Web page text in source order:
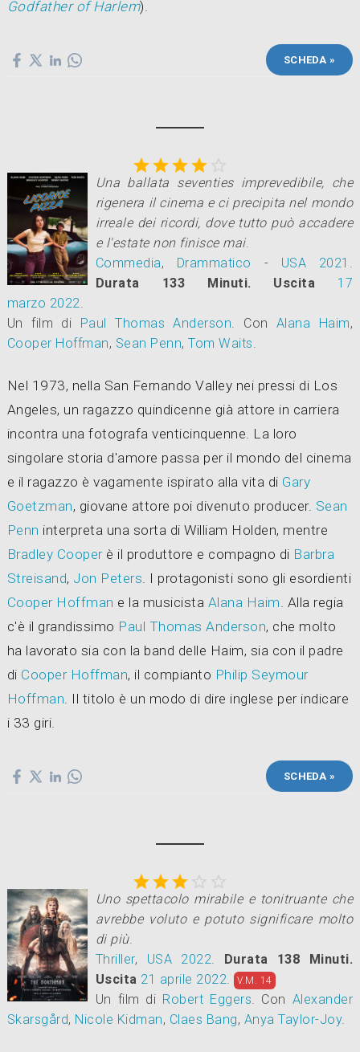
Godfather of Harlem).
SCHEDA »

Una ballata seventies imprevedibile, che
rigenera il cinema e ci precipita nel mondo
irreale dei ricordi, dove tutto può accadere
e l'estate non finisce mai.
Commedia, Drammatico - USA 2021
Durata 133 Minuti.
Uscita
17
marzo 2022
Un film di Paul Thomas Anderson Con Alana Haim,
Cooper Hoffman, Sean Penn,Tom Waits
Nel 1973, nella San Fernando Valley nei pressi di Los
Angeles, un ragazzo quindicenne già attore in carriera
incontra una fotografa venticinquenne. La loro
singolare storia d'amore passa per il mondo del cinema
e il ragazzo è vagamente ispirato alla vita di Gary
Goetzman, giovane attore poi divenuto producer. Sean
Penn interpreta una sorta di William Holden, mentre
Bradley Cooperè il produttore e compagno di Barbra
Streisand, Jon Peters . I protagonisti sono gli esordienti
Cooper Hoffman e la musicista Alana Haim . Alla regia
c'è il grandissimo Paul Thomas Anderson, che molto
ha lavorato sia con la band delle Haim, sia con il padre
di Cooper Hoffman, il compianto Philip Seymour
Hoffman . Il titolo è un modo di dire inglese per indicare
i 33 giri.
SCHEDA »

Uno spettacolo mirabile e tonitruante che
avrebbe voluto e potuto significare molto
di più.
Thriller, USA 2022
Durata 138 Minuti.
Uscita 21 aprile 2022 . V.M. 14
Un film di Robert Eggers Con Alexander
Skarsgård, Nicole Kidman, Claes Bang, Anya Taylor-Joy.